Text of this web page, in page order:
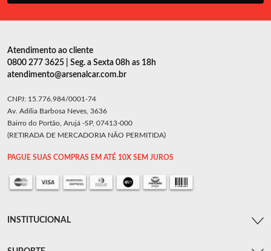
Atendimento ao cliente
0800 277 3625 | Seg. a Sexta 08h as 18h
atendimento@arsenalcar.com.br
CNPJ: 15.776.984/0001-74
Av. Adília Barbosa Neves, 3636
Bairro do Portão, Arujá -SP, 07413-000
(RETIRADA DE MERCADORIA NÃO PERMITIDA)
PAGUE SUAS COMPRAS EM ATÉ 10X SEM JUROS
INSTITUCIONAL